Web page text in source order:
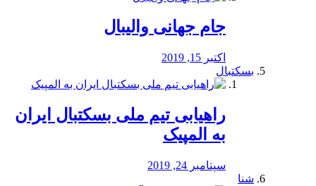
جام جهانی والیبال
اکتبر 15, 2019
بسکتبال
راهیابی تیم ملی بسکتبال ایران
به المپیک
سپتامبر 24, 2019
شنا